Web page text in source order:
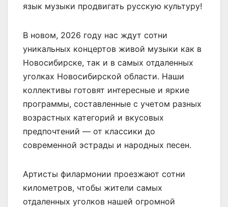
язык музыки продвигать русскую культуру!
В новом, 2026 году нас ждут сотни
уникальных концертов живой музыки как в
Новосибирске, так и в самых отдаленных
уголках Новосибирской области. Наши
коллективы готовят интересные и яркие
программы, составленные с учетом разных
возрастных категорий и вкусовых
предпочтений — от классики до
современной эстрады и народных песен.
Артисты филармонии проезжают сотни
километров, чтобы жители самых
отдаленных уголков нашей огромной